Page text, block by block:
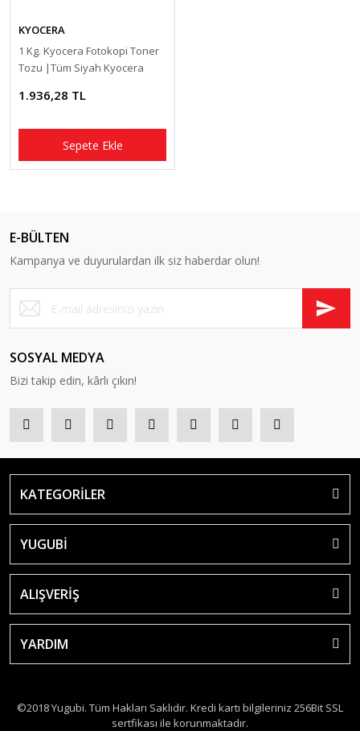
KYOCERA
1 Kg. Kyocera Fotokopi Toner
Tozu |Tüm Siyah Kyocera
1.936,28 TL
Sepete Ekle
E-BÜLTEN
Kampanya ve duyurulardan ilk siz haberdar olun!
SOSYAL MEDYA
Bizi takip edin, kârlı çıkın!
KATEGORİLER
YUGUBİ
ALIŞVERİŞ
YARDIM
©2018 Yugubi. Tüm Hakları Saklıdır. Kredi kartı bilgileriniz 256Bit SSL
sertfikası ile korunmaktadır.